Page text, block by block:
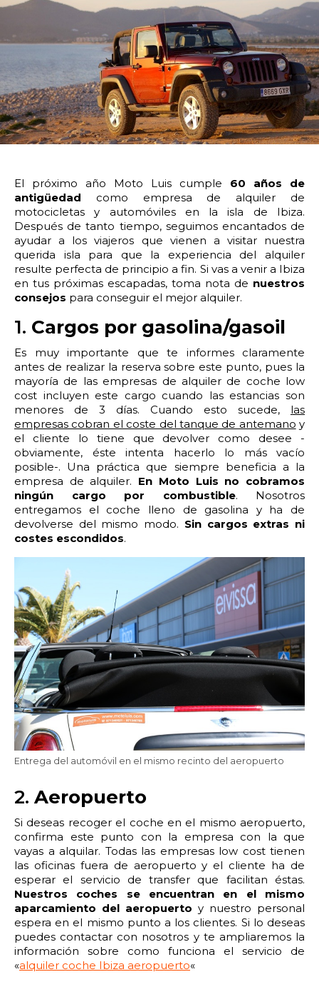
El próximo año Moto Luis cumple 60 años de
antigüedad como empresa de alquiler de
motocicletas y automóviles en la isla de Ibiza.
Después de tanto tiempo, seguimos encantados de
ayudar a los viajeros que vienen a visitar nuestra
querida isla para que la experiencia del alquiler
resulte perfecta de principio a fin. Si vas a venir a Ibiza
en tus próximas escapadas, toma nota de nuestros
consejos para conseguir el mejor alquiler.
1. Cargos por gasolina/gasoil
Es muy importante que te informes claramente
antes de realizar la reserva sobre este punto, pues la
mayoría de las empresas de alquiler de coche low
cost incluyen este cargo cuando las estancias son
menores de 3 días. Cuando esto sucede, las
empresas cobran el coste del tanque de antemano y
el cliente lo tiene que devolver como desee -
obviamente, éste intenta hacerlo lo más vacío
posible-. Una práctica que siempre beneficia a la
empresa de alquiler. En Moto Luis no cobramos
ningún cargo por combustible. Nosotros
entregamos el coche lleno de gasolina y ha de
devolverse del mismo modo. Sin cargos extras ni
costes escondidos.
Entrega del automóvil en el mismo recinto del aeropuerto
2. Aeropuerto
Si deseas recoger el coche en el mismo aeropuerto,
confirma este punto con la empresa con la que
vayas a alquilar. Todas las empresas low cost tienen
las oficinas fuera de aeropuerto y el cliente ha de
esperar el servicio de transfer que facilitan éstas.
Nuestros coches se encuentran en el mismo
aparcamiento del aeropuerto y nuestro personal
espera en el mismo punto a los clientes. Si lo deseas
puedes contactar con nosotros y te ampliaremos la
información sobre como funciona el servicio de
«alquiler coche Ibiza aeropuerto«
14:00 15:00
16:30 17:00 17:30
18:00 18:30 19:00 19:30
20:00 20:30 21:00 21:30
22:00 22:30 23:00 23:30
Fecha y hora devolución:
0:00 0:30 1:00 1:30
2:00 2:30 3:00 3:30
4:00 4:30 5:00 5:30
6:00 6:30 7:00 7:30
8:00 8:30 9:00 9:30
10:00 10:30 11:00 11:30
12:00 12:30 13:00 13:30
14:00 14:30 15:00 15:30
16:00 16:30 17:00 17:30
18:00 18:30 19:00 19:30
20:00 20:30 21:00 21:30
22:00 22:30 23:00 23:30
Edad:
Promo code: